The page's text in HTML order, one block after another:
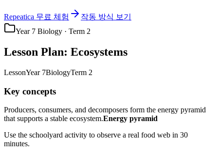
Repeatica 무료 체험
작동 방식 보기
Year 7 Biology · Term 2
Lesson Plan: Ecosystems
LessonYear 7BiologyTerm 2
Key concepts
Producers, consumers, and decomposers form the energy pyramid
that supports a stable ecosystem.Energy pyramid
Use the schoolyard activity to observe a real food web in 30
minutes.